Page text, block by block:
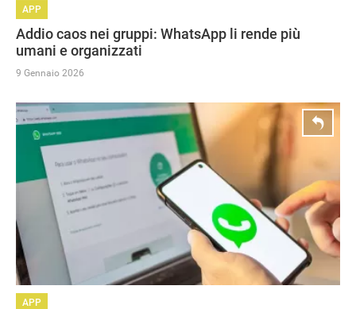
HOW TO
APP
Addio caos nei gruppi: WhatsApp li rende più
umani e organizzati
9 Gennaio 2026
APP